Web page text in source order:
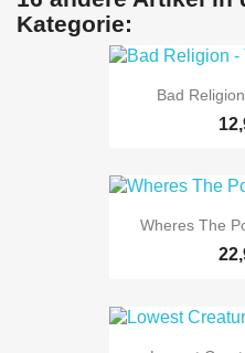
Kategorie:
Bad
Wheres The